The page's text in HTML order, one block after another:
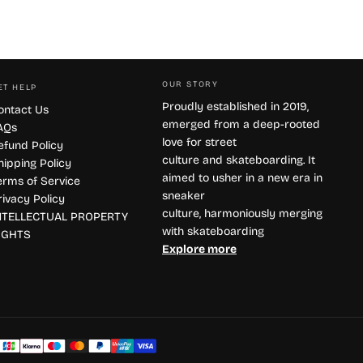
HELP
Us
Policy
Policy
of Service
Policy
PROPERTY
OUR STORY
Proudly established in 2019,
emerged from a deep-rooted
love for street
culture and skateboarding. It
aimed to usher in a new era in
sneaker
culture, harmoniously merging
with skateboarding
Explore more